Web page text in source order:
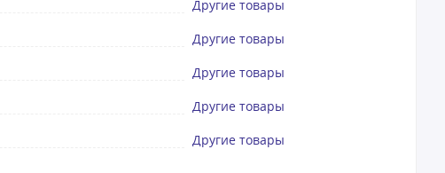
Другие товары
Другие товары
Другие товары
Другие товары
Другие товары